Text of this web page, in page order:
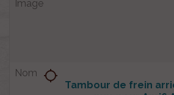
Tambour de frein
location_searching